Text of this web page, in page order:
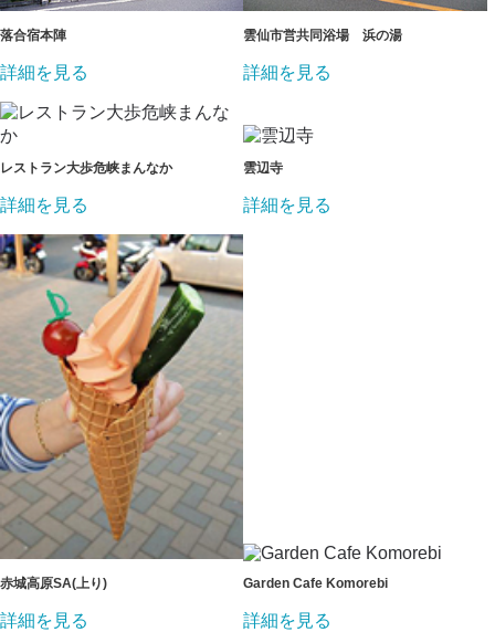
落合宿本陣
詳細を見る
雲仙市営共同浴場 浜の湯
詳細を見る
レストラン大歩危峡まんなか
詳細を見る
雲辺寺
詳細を見る
赤城高原SA(上り)
詳細を見る
Garden Cafe Komorebi
詳細を見る